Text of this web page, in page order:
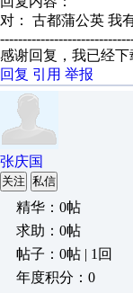
对： 古都蒲公英 我
感谢回复，我已经
回复 引用 举报
张庆国
关注 私信
精华：0帖
求助：0帖
帖子：0帖 | 1回
年度积分：0